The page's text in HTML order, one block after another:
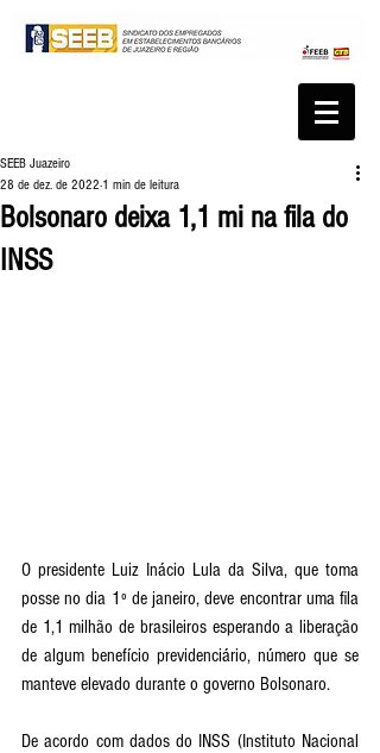
Bolsonaro deixa 1,1 mi na fila do
INSS
SEEB Juazeiro
28 de dez. de 2022 1 min de leitura
O presidente Luiz Inácio Lula da Silva, que toma
posse no dia 1º de janeiro, deve encontrar uma fila
de 1,1 milhão de brasileiros esperando a liberação
de algum benefício previdenciário, número que se
manteve elevado durante o governo Bolsonaro.
De acordo com dados do INSS (Instituto Nacional